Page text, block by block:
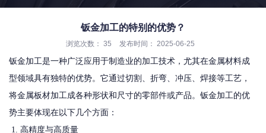
钣金加工的特别的优势？
浏览次数： 35 发布时间： 2025-06-25
钣金加工是一种广泛应用于制造业的加工技术，尤其在金属材料成
型领域具有独特的优势。它通过切割、折弯、冲压、焊接等工艺，
将金属板材加工成各种形状和尺寸的零部件或产品。钣金加工的优
势主要体现在以下几个方面：
1. 高精度与高质量